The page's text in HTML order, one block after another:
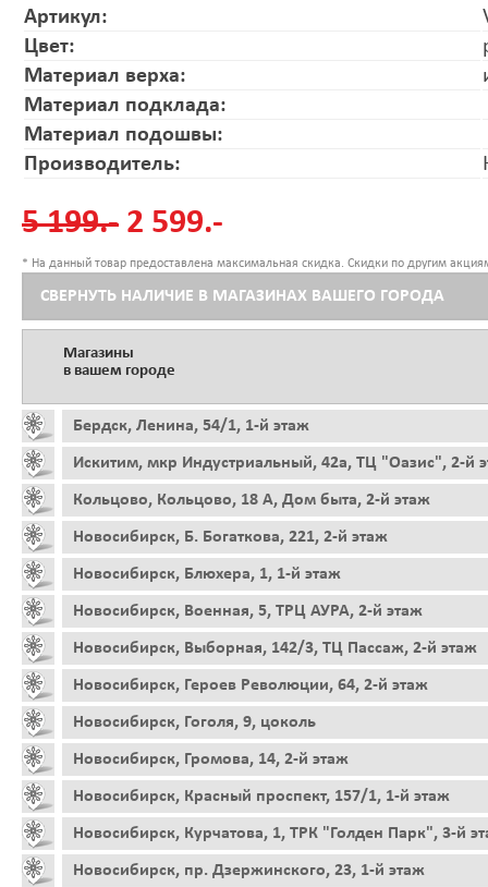
Артикул:
Цвет:
Материал верха:
Материал подклада:
Материал подошвы:
Производитель:
5 199.- 2 599.-
* На данный товар предоставлена максимальная скидка. Скидки по другим
СВЕРНУТЬ НАЛИЧИЕ В МАГАЗИНАХ ВАШЕГО ГОРОДА
Магазины
в вашем городе
Бердск, Ленина, 54/1, 1-й этаж
Искитим, мкр Индустриальный, 42а, ТЦ "Оазис", 2-й
Кольцово, Кольцово, 18 А, Дом быта, 2-й этаж
Новосибирск, Б. Богаткова, 221, 2-й этаж
Новосибирск, Блюхера, 1, 1-й этаж
Новосибирск, Военная, 5, ТРЦ АУРА, 2-й этаж
Новосибирск, Выборная, 142/3, ТЦ Пассаж, 2-й этаж
Новосибирск, Героев Революции, 64, 2-й этаж
Новосибирск, Гоголя, 9, цоколь
Новосибирск, Громова, 14, 2-й этаж
Новосибирск, Красный проспект, 157/1, 1-й этаж
Новосибирск, Курчатова, 1, ТРК "Голден Парк", 3-й
Новосибирск, пр. Дзержинского, 23, 1-й этаж